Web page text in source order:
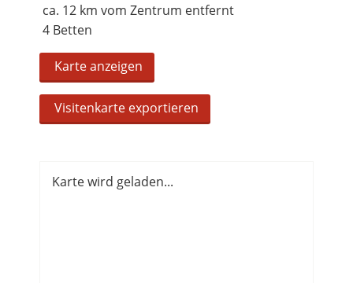
ca. 12 km vom Zentrum entfernt
4 Betten
Karte anzeigen
Visitenkarte exportieren
Karte wird geladen...